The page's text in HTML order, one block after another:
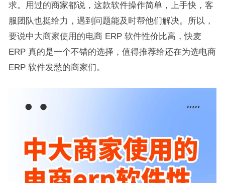
求。用过的商家都说，这款软件操作简单，上手快，客
服团队也挺给力，遇到问题能及时帮他们解决。所以，
要说中大商家使用的电商 ERP 软件性价比高，快麦
ERP 真的是一个不错的选择，值得推荐给还在为选电商
ERP 软件发愁的商家们。